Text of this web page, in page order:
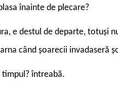
înainte de plecare?
e destul de departe, totuși
când șoarecii invadaseră
întreabă.